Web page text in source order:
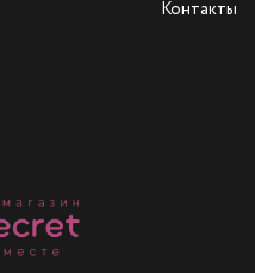
Контакты